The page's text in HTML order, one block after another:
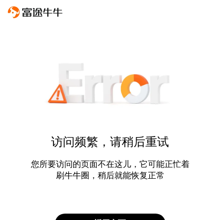
访问频繁，请稍后重试
您所要访问的页面不在这儿，它可能正忙着
刷牛牛圈，稍后就能恢复正常